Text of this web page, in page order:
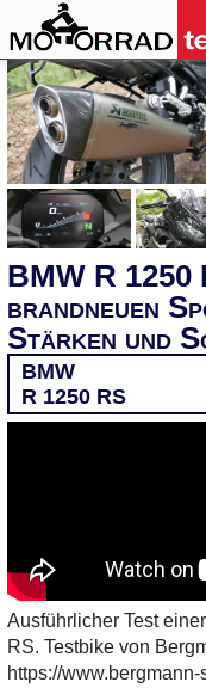
BMW R 1250
brandneuen
Stärken und
BMW
R 1250 RS
Ausführlicher Test
RS. Testbike von
https://